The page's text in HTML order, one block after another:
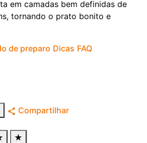
em camadas bem definidas de
tornando o prato bonito e
de preparo Dicas FAQ
Compartilhar
★